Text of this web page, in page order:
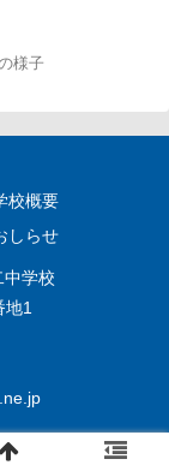
様子
校概要
しらせ
学校
1